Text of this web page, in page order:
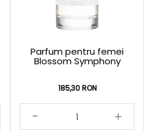
Parfum pentru femei
Blossom Symphony
185,30 RON